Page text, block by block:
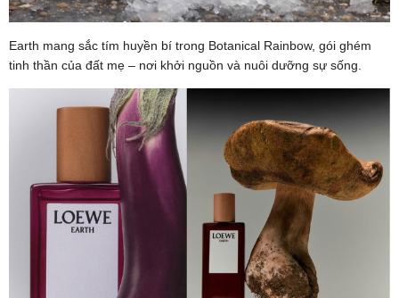
Earth mang sắc tím huyền bí trong Botanical Rainbow, gói ghém
tinh thần của đất mẹ – nơi khởi nguồn và nuôi dưỡng sự sống.